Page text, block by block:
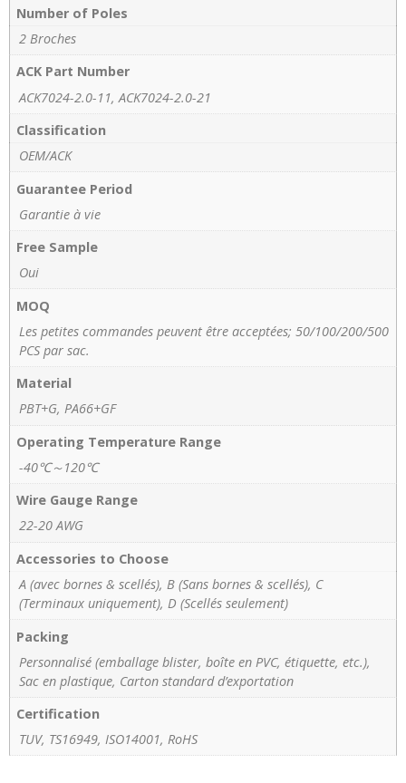
Number of Poles
2 Broches
ACK Part Number
ACK7024-2.0-11, ACK7024-2.0-21
Classification
OEM/ACK
Guarantee Period
Garantie à vie
Free Sample
Oui
MOQ
Les petites commandes peuvent être acceptées; 50/100/200/500
PCS par sac.
Material
PBT+G, PA66+GF
Operating Temperature Range
-40℃～120℃
Wire Gauge Range
22-20 AWG
Accessories to Choose
A (avec bornes & scellés), B (Sans bornes & scellés), C
(Terminaux uniquement), D (Scellés seulement)
Packing
Personnalisé (emballage blister, boîte en PVC, étiquette, etc.),
Sac en plastique, Carton standard d’exportation
Certification
TUV, TS16949, ISO14001, RoHS